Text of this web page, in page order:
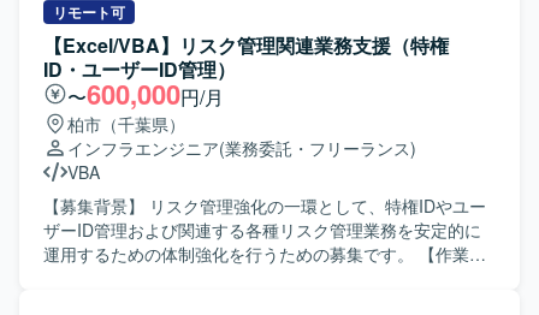
リモート可
【Excel/VBA】リスク管理関連業務支援（特権
ID・ユーザーID管理）
〜600,000円/月
柏市（千葉県）
インフラエンジニア(業務委託・フリーランス)
VBA
【募集背景】 リスク管理強化の一環として、特権IDやユー
ザーID管理および関連する各種リスク管理業務を安定的に
運用するための体制強化を行うための募集です。 【作業内